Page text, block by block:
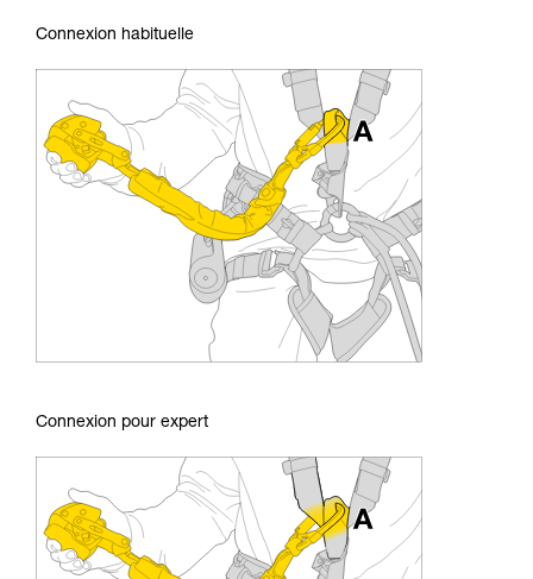
Connexion habituelle
Connexion pour expert